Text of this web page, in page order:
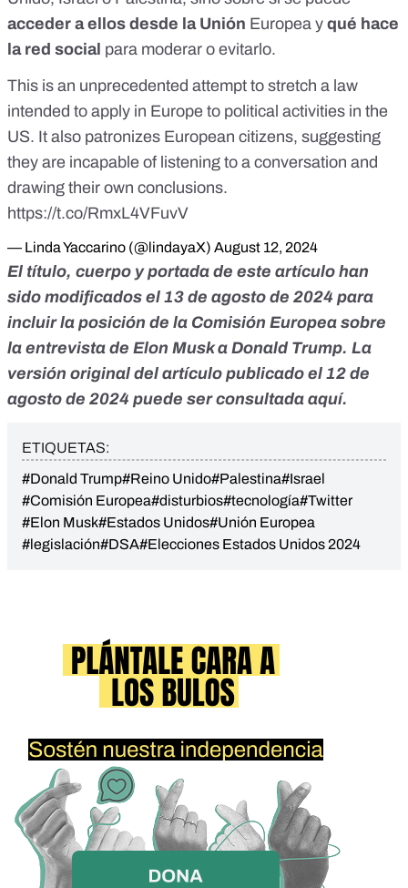
acceder a ellos desde la Unión Europea y qué hace
la red social para moderar o evitarlo.
This is an unprecedented attempt to stretch a law
intended to apply in Europe to political activities in the
US. It also patronizes European citizens, suggesting
they are incapable of listening to a conversation and
drawing their own conclusions.
https://t.co/RmxL4VFuvV
— Linda Yaccarino (@lindayaX) August 12, 2024
El título, cuerpo y portada de este artículo han
sido modificados el 13 de agosto de 2024 para
incluir la posición de la Comisión Europea sobre
la entrevista de Elon Musk a Donald Trump. La
versión original del artículo publicado el 12 de
agosto de 2024 puede ser consultada aquí.
ETIQUETAS:
#Donald Trump#Reino Unido#Palestina#Israel
#Comisión Europea#disturbios#tecnología#Twitter
#Elon Musk#Estados Unidos#Unión Europea
#legislación#DSA#Elecciones Estados Unidos 2024